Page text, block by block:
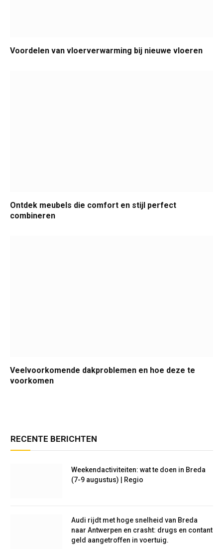
Voordelen van vloerverwarming bij nieuwe vloeren
Ontdek meubels die comfort en stijl perfect
combineren
Veelvoorkomende dakproblemen en hoe deze te
voorkomen
RECENTE BERICHTEN
Weekendactiviteiten: wat te doen in Breda
(7-9 augustus) | Regio
Audi rijdt met hoge snelheid van Breda
naar Antwerpen en crasht: drugs en contant
geld aangetroffen in voertuig.